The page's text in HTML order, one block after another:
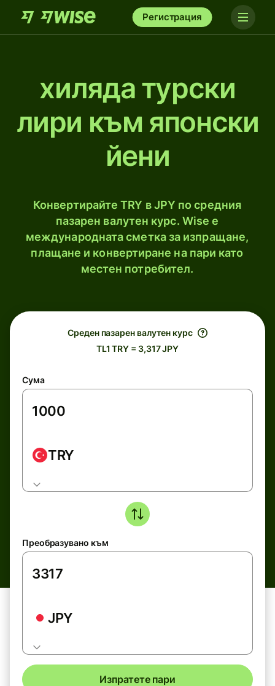
Регистрация
хиляда турски
лири към японски
йени
Конвертирайте TRY в JPY по средния
пазарен валутен курс. Wise е
международната сметка за изпращане,
плащане и конвертиране на пари като
местен потребител.
Среден пазарен валутен курс
TL1 TRY = 3,317 JPY
Сума
TRY
Преобразувано към
JPY
Изпратете пари